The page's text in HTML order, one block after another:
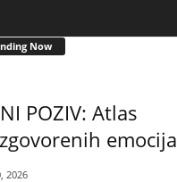
Now
POZIV: Atlas
emocija
2026